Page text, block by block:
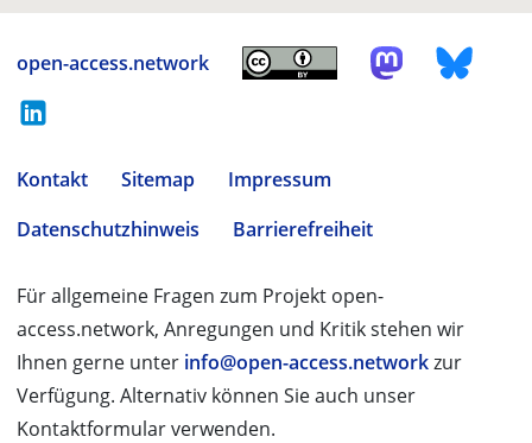
open-access.network
Kontakt Sitemap
Impressum
Datenschutzhinweis
Barrierefreiheit
Für allgemeine Fragen zum Projekt open-
access.network, Anregungen und Kritik stehen wir
Ihnen gerne unter info@open-access.networkzur
Verfügung. Alternativ können Sie auch unser
Kontaktformular verwenden.